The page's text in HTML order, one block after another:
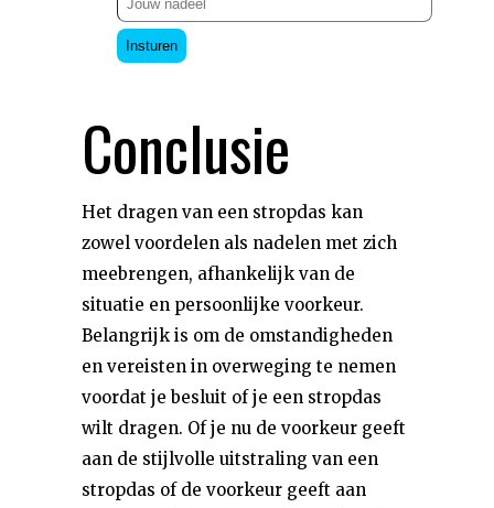
Insturen
Conclusie
Het dragen van een stropdas kan
zowel voordelen als nadelen met zich
meebrengen, afhankelijk van de
situatie en persoonlijke voorkeur.
Belangrijk is om de omstandigheden
en vereisten in overweging te nemen
voordat je besluit of je een stropdas
wilt dragen. Of je nu de voorkeur geeft
aan de stijlvolle uitstraling van een
stropdas of de voorkeur geeft aan